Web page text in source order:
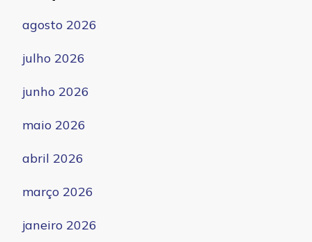
agosto 2026
julho 2026
junho 2026
maio 2026
abril 2026
março 2026
janeiro 2026